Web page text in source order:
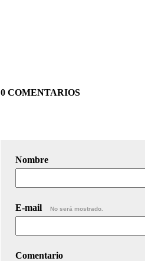
0 COMENTARIOS
Nombre
E-mail No será mostrado.
Comentario